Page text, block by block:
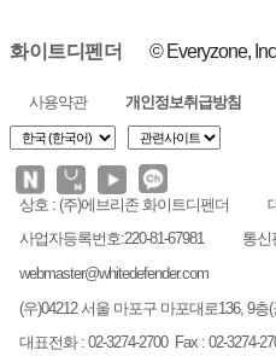
화이트디펜더 © Everyzone,
사용약관 개인정보취급방침
상호 : (주)에브리존 화이트디펜더
사업자등록번호:220-81-67981
통신
webmaster@whitedefender.com
(우)04212 서울 마포구 마포대로136, 9
대표전화 : 02-3274-2700 Fax : 02-3274-